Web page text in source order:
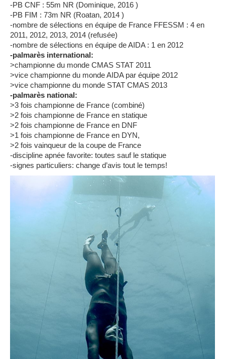
-PB CNF : 55m NR (Dominique, 2016 )
-PB FIM : 73m NR (Roatan, 2014 )
-nombre de sélections en équipe de France FFESSM : 4 en
2011, 2012, 2013, 2014 (refusée)
-nombre de sélections en équipe de AIDA : 1 en 2012
-palmarès international:
>championne du monde CMAS STAT 2011
>vice championne du monde AIDA par équipe 2012
>vice championne du monde STAT CMAS 2013
-palmarès national:
>3 fois championne de France (combiné)
>2 fois championne de France en statique
>2 fois championne de France en DNF
>1 fois championne de France en DYN,
>2 fois vainqueur de la coupe de France
-discipline apnée favorite: toutes sauf le statique
-signes particuliers: change d’avis tout le temps!